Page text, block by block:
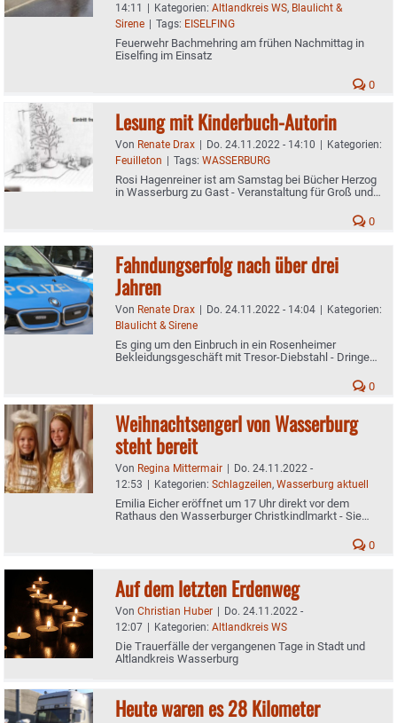
14:11 | Kategorien: Altlandkreis WS, Blaulicht &
Sirene | Tags: EISELFING
Feuerwehr Bachmehring am frühen Nachmittag in
Eiselfing im Einsatz
0
Lesung mit Kinderbuch-Autorin
Von Renate Drax | Do. 24.11.2022 - 14:10 | Kategorien:
Feuilleton | Tags: WASSERBURG
Rosi Hagenreiner ist am Samstag bei Bücher Herzog
in Wasserburg zu Gast - Veranstaltung für Groß und
0
Fahndungserfolg nach über drei
Jahren
Von Renate Drax | Do. 24.11.2022 - 14:04 | Kategorien:
Blaulicht & Sirene
Es ging um den Einbruch in ein Rosenheimer
Bekleidungsgeschäft mit Tresor-Diebstahl - Dringend
0
Weihnachtsengerl von Wasserburg
steht bereit
Von Regina Mittermair | Do. 24.11.2022 -
12:53 | Kategorien: Schlagzeilen, Wasserburg aktuell
Emilia Eicher eröffnet um 17 Uhr direkt vor dem
Rathaus den Wasserburger Christkindlmarkt - Sie
0
Auf dem letzten Erdenweg
Von Christian Huber | Do. 24.11.2022 -
12:07 | Kategorien: Altlandkreis WS
Die Trauerfälle der vergangenen Tage in Stadt und
Altlandkreis Wasserburg
Heute waren es 28 Kilometer